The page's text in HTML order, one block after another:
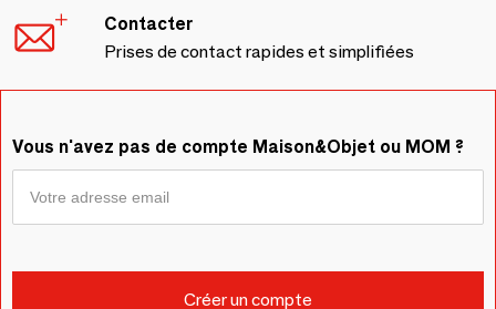
Contacter
Prises de contact rapides et simplifiées
Vous n'avez pas de compte Maison&Objet ou MOM ?